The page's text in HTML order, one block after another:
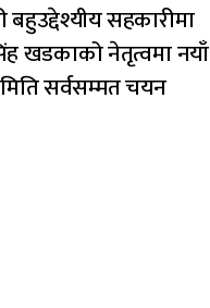
बहुउद्देश्यीय सहकारीमा
खडकाको नेतृत्वमा नयाँ
सर्वसम्मत चयन